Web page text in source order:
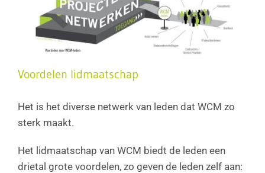
Voordelen lidmaatschap
Het is het diverse netwerk van leden dat WCM zo
sterk maakt.
Het lidmaatschap van WCM biedt de leden een
drietal grote voordelen, zo geven de leden zelf aan: